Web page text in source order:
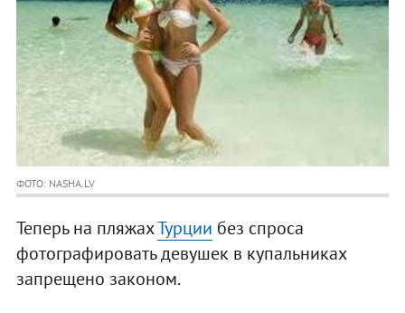
ФОТО: NASHA.LV
Теперь на пляжахТурции без спроса
фотографировать девушек в купальниках
запрещено законом.